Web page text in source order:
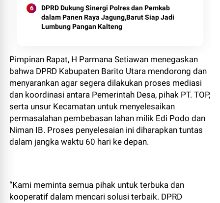
DPRD Dukung Sinergi Polres dan Pemkab
dalam Panen Raya Jagung,Barut Siap Jadi
Lumbung Pangan Kalteng
Pimpinan Rapat, H Parmana Setiawan menegaskan
bahwa DPRD Kabupaten Barito Utara mendorong dan
menyarankan agar segera dilakukan proses mediasi
dan koordinasi antara Pemerintah Desa, pihak PT. TOP,
serta unsur Kecamatan untuk menyelesaikan
permasalahan pembebasan lahan milik Edi Podo dan
Niman IB. Proses penyelesaian ini diharapkan tuntas
dalam jangka waktu 60 hari ke depan.
“Kami meminta semua pihak untuk terbuka dan
kooperatif dalam mencari solusi terbaik. DPRD